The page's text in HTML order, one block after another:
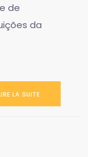
de
da
la suite